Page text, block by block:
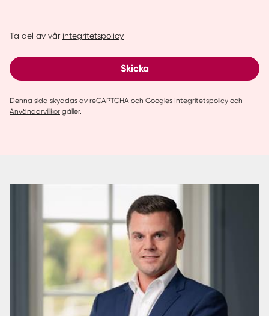
Ta del av vår integritetspolicy
Skicka
Denna sida skyddas av reCAPTCHA och Googles Integritetspolicy och
Användarvillkor gäller.